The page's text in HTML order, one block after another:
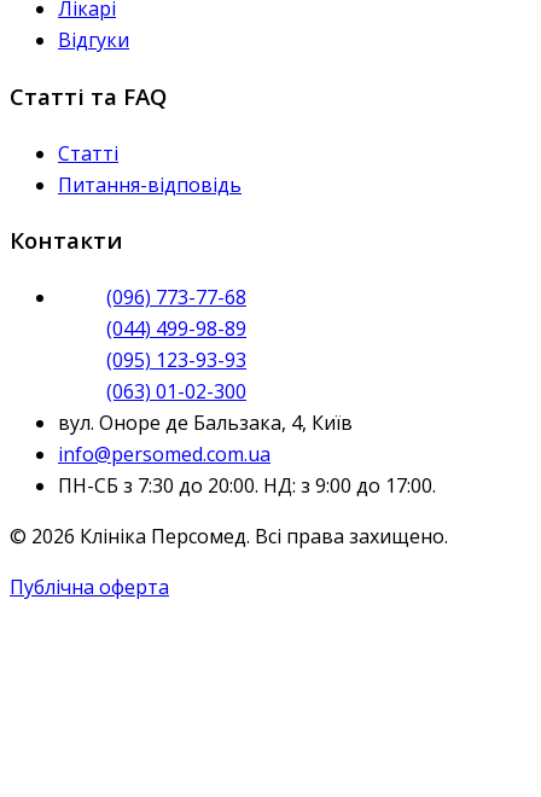
Лікарі
Відгуки
Статті та FAQ
Статті
Питання-відповідь
Контакти
(096) 773-77-68
(044) 499-98-89
(095) 123-93-93
(063) 01-02-300
вул. Оноре де Бальзака, 4, Київ
info@persomed.com.ua
ПН-СБ з 7:30 до 20:00. НД: з 9:00 до 17:00.
© 2026 Клініка Персомед. Всі права захищено.
Публічна оферта